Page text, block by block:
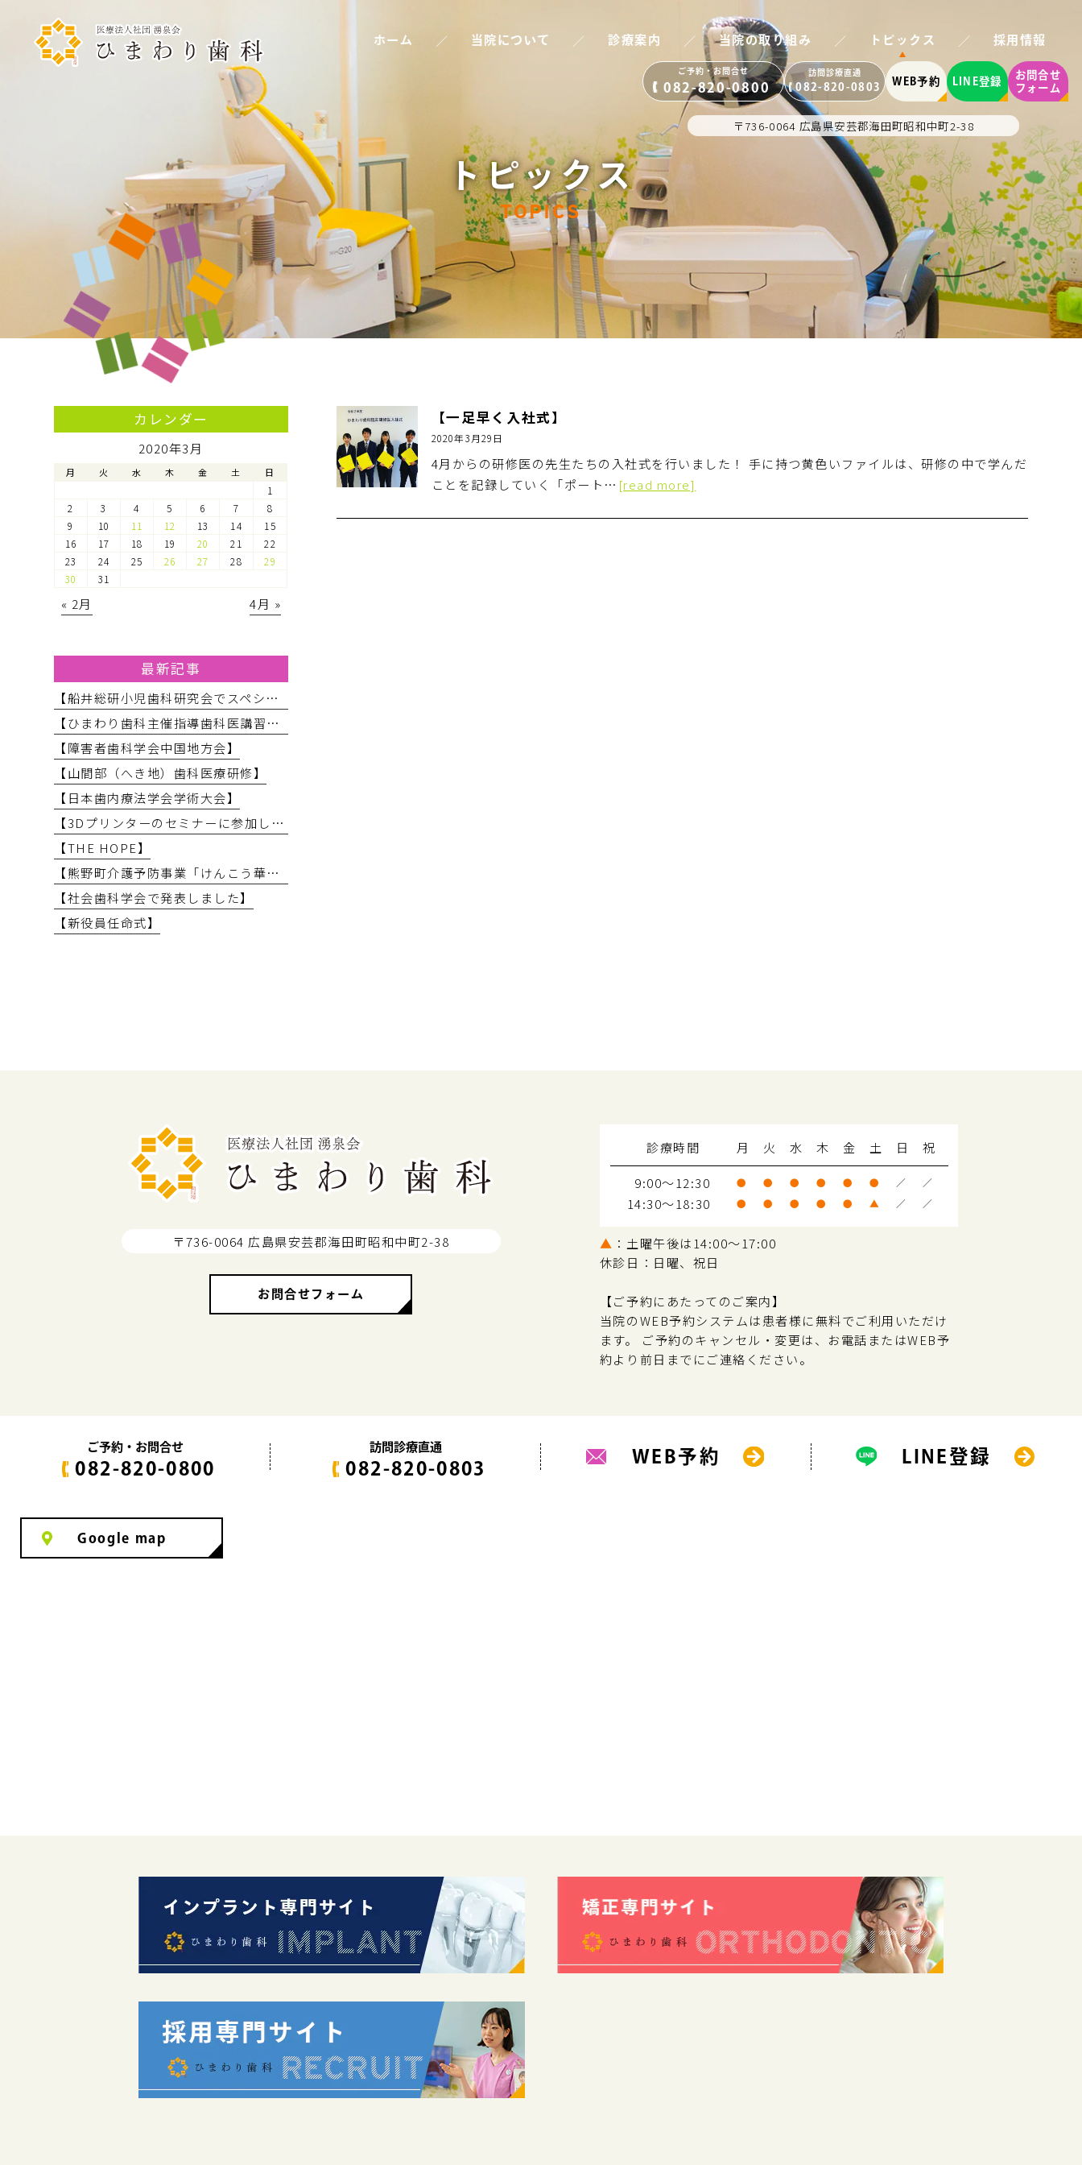
ホーム ／ 当院について ／ 診療案内 ／ 当院の取り組み ／ トピックス ／ 採用情報
ご予約・お問合せ
082-820-0800
訪問診療直通
082-820-0803
WEB予約 LINE登録
お問合せ
フォーム
〒736-0064 広島県安芸郡海田町昭和中町2-38
トピックス
TOPICS
【一足早く入社式】
2020年3月29日
4月からの研修医の先生たちの入社式を行いました！ 手に持つ黄色いファイルは、研修の中で学んだ
ことを記録していく「ポート… [read more]
カレンダー
2020年3月
月 火 水 木 金 土 日
1
2
3 4 5 6 7
8
9
10 11 12 13 14
15
16
17 18 19 20 21
22
23
24 25 26 27 28
29
30
31
« 2月 4月 »
最新記事
【船井総研小児歯科研究会でスペシャルニーズ対応のお話をしてきました】
【ひまわり歯科主催指導歯科医講習会】
【障害者歯科学会中国地方会】
【山間部（へき地）歯科医療研修】
【日本歯内療法学会学術大会】
【3Dプリンターのセミナーに参加しました】
【THE HOPE】
【熊野町介護予防事業「けんこう華齢教室」で講義を行いました】
【社会歯科学会で発表しました】
【新役員任命式】
〒736-0064 広島県安芸郡海田町昭和中町2-38
お問合せフォーム
診療時間 月 火 水 木 金 土 日
祝
9:00～12:30
● ● ● ● ● ● ／ ／
14:30～18:30 ● ● ● ● ● ▲ ／ ／
▲ ：土曜午後は14:00～17:00
休診日：日曜、祝日
【ご予約にあたってのご案内】
当院のWEB予約システムは患者様に無料でご利用いただけ
ます。 ご予約のキャンセル・変更は、お電話またはWEB予
約より前日までにご連絡ください。
ご予約・お問合せ
082-820-0800
訪問診療直通
082-820-0803
WEB予約 LINE登録
Google map